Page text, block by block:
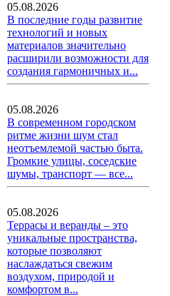
05.08.2026
В последние годы развитие
технологий и новых
материалов значительно
расширили возможности для
создания гармоничных и...
05.08.2026
В современном городском
ритме жизни шум стал
неотъемлемой частью быта.
Громкие улицы, соседские
шумы, транспорт — все...
05.08.2026
Террасы и веранды – это
уникальные пространства,
которые позволяют
наслаждаться свежим
воздухом, природой и
комфортом в...